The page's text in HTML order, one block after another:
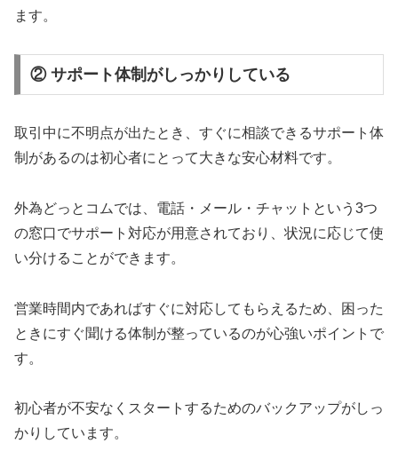
ます。
② サポート体制がしっかりしている
取引中に不明点が出たとき、すぐに相談できるサポート体
制があるのは初心者にとって大きな安心材料です。
外為どっとコムでは、電話・メール・チャットという3つ
の窓口でサポート対応が用意されており、状況に応じて使
い分けることができます。
営業時間内であればすぐに対応してもらえるため、困った
ときにすぐ聞ける体制が整っているのが心強いポイントで
す。
初心者が不安なくスタートするためのバックアップがしっ
かりしています。